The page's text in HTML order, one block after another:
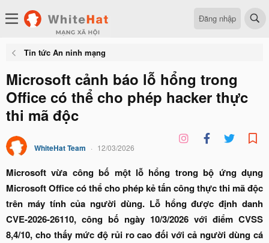
Đăng nhập
Tin tức An ninh mạng
Microsoft cảnh báo lỗ hổng trong
Office có thể cho phép hacker thực
thi mã độc
WhiteHat Team 12/03/2026
Microsoft vừa công bố một lỗ hổng trong bộ ứng dụng
Microsoft Office có thể cho phép kẻ tấn công thực thi mã độc
trên máy tính của người dùng. Lỗ hổng được định danh
CVE-2026-26110, công bố ngày 10/3/2026 với điểm CVSS
8,4/10, cho thấy mức độ rủi ro cao đối với cả người dùng cá